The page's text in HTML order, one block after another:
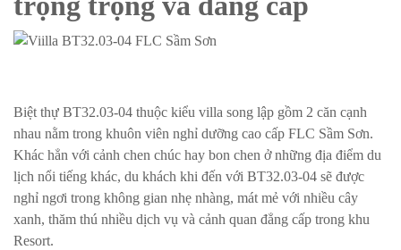
Biệt thự BT32.03-04 thuộc kiểu villa song lập gồm 2 căn cạnh
nhau nằm trong khuôn viên nghỉ dưỡng cao cấp FLC Sầm Sơn.
Khác hẳn với cảnh chen chúc hay bon chen ở những địa điểm du
lịch nổi tiếng khác, du khách khi đến với BT32.03-04 sẽ được
nghỉ ngơi trong không gian nhẹ nhàng, mát mẻ với nhiều cây
xanh, thăm thú nhiều dịch vụ và cảnh quan đẳng cấp trong khu
Resort.